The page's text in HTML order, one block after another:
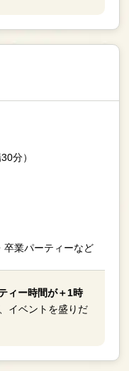
分）
卒業パーティーなど
ィー時間が＋1時
イベントを盛りだ